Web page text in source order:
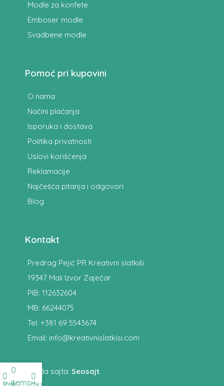
Modle za konfete
Emboser modle
Svadbene modle
Pomoć pri kupovini
O nama
Načini plaćanja
Isporuka i dostava
Politika privatnosti
Uslovi korišćenja
Reklamacije
Najčešća pitanja i odgovori
Blog
Kontakt
Predrag Pejić PR Kreativni slatkiši
19347 Mali Izvor Zaječar
PIB: 112632604
MB: 66244075
Tel: +381 69 5543674
Email: info@kreativnislatkisi.com
Izrada sajta: Seosajt
Shop
0
itemsMy account